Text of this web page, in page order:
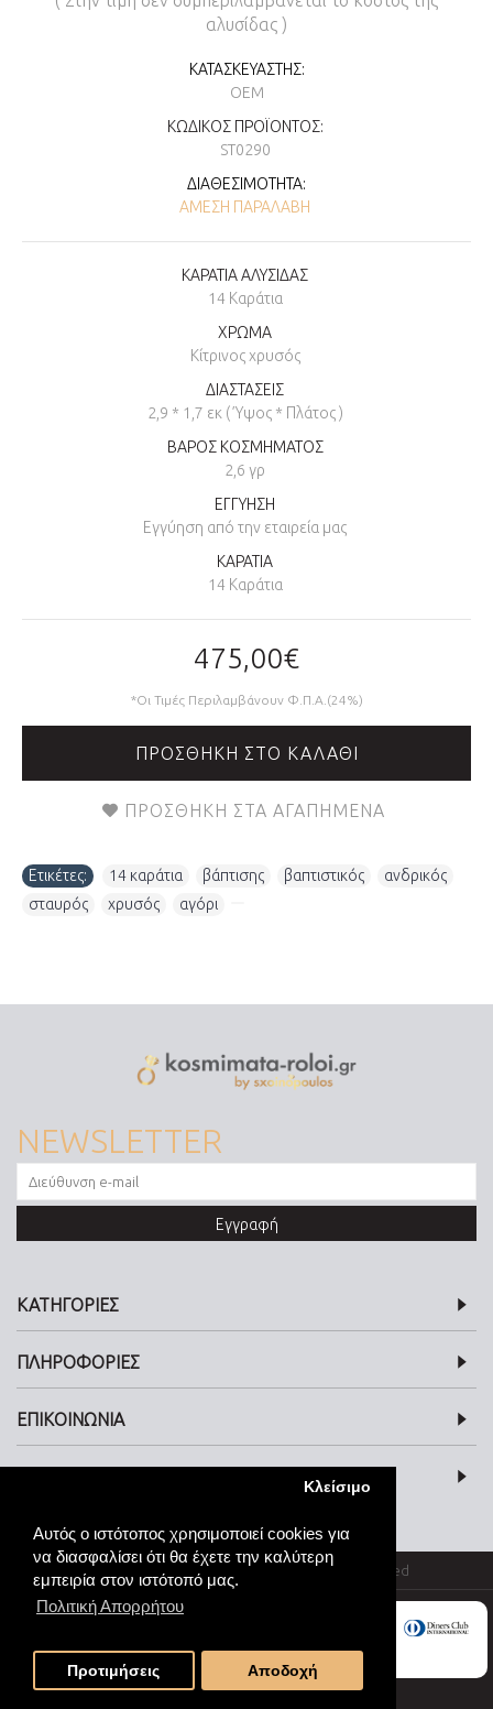
Αυτός ο ιστότοπος χρησιμοποιεί cookies για
να διασφαλίσει ότι θα έχετε την καλύτερη
εμπειρία στον ιστότοπό μας.
Πολιτική Απορρήτου
Κλείσιμο
Προτιμήσεις Αποδοχή
αλυσίδας )
ΚΑΤΑΣΚΕΥΑΣΤΉΣ:
OEM
ΚΩΔΙΚΌΣ ΠΡΟΪΌΝΤΟΣ:
ST0290
ΔΙΑΘΕΣΙΜΌΤΗΤΑ:
ΆΜΕΣΗ ΠΑΡΑΛΑΒΉ
ΚΑΡΑΤΙΑ ΑΛΥΣΙΔΑΣ
14 Καράτια
ΧΡΩΜΑ
Κίτρινος χρυσός
ΔΙΑΣΤΑΣΕΙΣ
2,9 * 1,7 εκ ( Ύψος * Πλάτος )
ΒΑΡΟΣ ΚΟΣΜΗΜΑΤΟΣ
2,6 γρ
ΕΓΓΥΗΣΗ
Εγγύηση από την εταιρεία μας
ΚΑΡΑΤΙΑ
14 Καράτια
475,00€
*Οι Τιμές Περιλαμβάνουν Φ.Π.Α.(24%)
ΠΡΟΣΘΉΚΗ ΣΤΟ ΚΑΛΆΘΙ
ΠΡΟΣΘΉΚΗ ΣΤΑ ΑΓΑΠΗΜΈΝΑ
Ετικέτες: 14 καράτια βάπτισης βαπτιστικός ανδρικός
σταυρός
χρυσός αγόρι
NEWSLETTER
Εγγραφή
ΚΑΤΗΓΟΡΙΕΣ
ΠΛΗΡΟΦΟΡΙΕΣ
ΕΠΙΚΟΙΝΩΝΙΑ
© kosmimata-roloi.gr Jewellery. All rights reserved